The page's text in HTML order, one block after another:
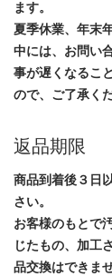
ます。
夏季休業、年末
中には、お問い
事が遅くなるこ
ので、ご了承く
返品期限
商品到着後３日
さい。
お客様のもとで
じたもの、加工
品交換はできま